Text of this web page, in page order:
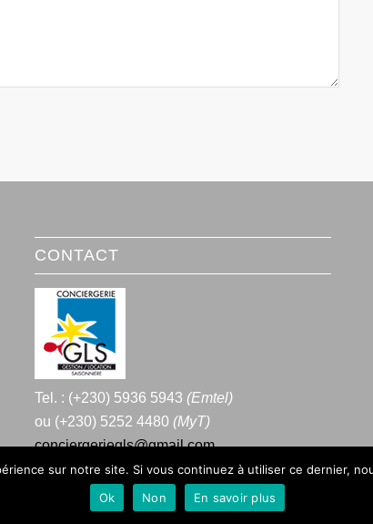
CONTACT
Tel. : (+230) 5936 5943 (Emtel)
ou (+230) 5252 4480 (MyT)
conciergeriegls@gmail.com
sur notre site. Si vous continuez à utiliser ce dernier,
Ok
Non En savoir plus